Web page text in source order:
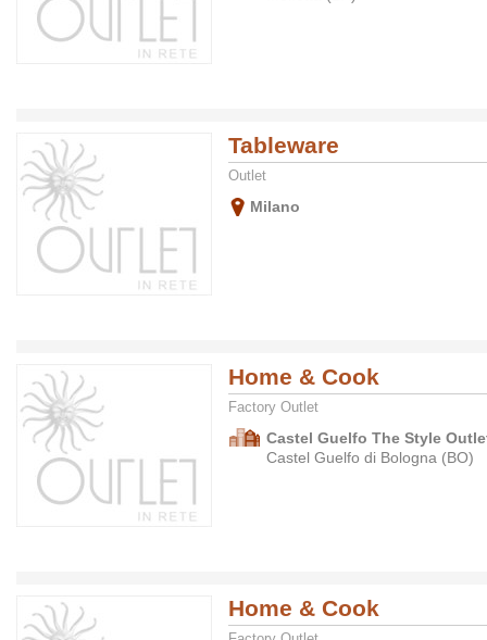
Tableware
Outlet
Milano
Home & Cook
Factory Outlet
Castel Guelfo The Style
Castel Guelfo di Bologna (BO)
Home & Cook